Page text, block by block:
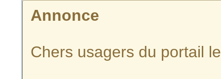
Annonce
Chers usagers du portail